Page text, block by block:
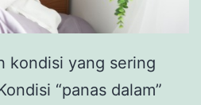
kondisi yang sering
“panas dalam”